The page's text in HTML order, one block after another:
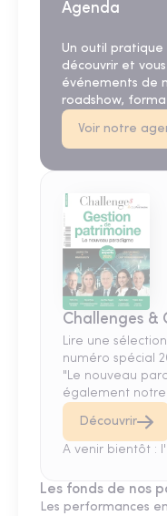
Agenda
Un outil
découvrir et
événements de
roadshow,
Voir notre
Challenges &
Lire une
numéro spécial
"Le nouveau
également notre
Découvrir
A venir bientôt :
Les fonds de nos
Les performances